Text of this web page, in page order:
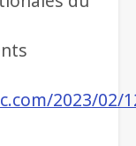
2023/02/